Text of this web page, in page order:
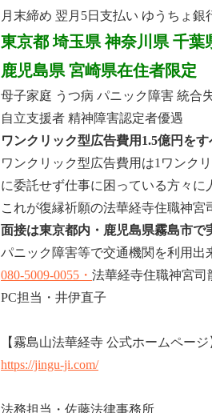
月末締め 翌月5日支払い ゆうちょ銀
東京都 埼玉県 神奈川県 千葉
鹿児島県 宮崎県在住者限定
母子家庭 うつ病 パニック障害 統合
自立支援者 精神障害認定者優遇
ワンクリック型広告費用1.5億円を
ワンクリック型広告費用は1ワンク
に委託せず仕事に困っている方々に
これが復縁祈願の法華経寺住職神宮
面接は東京都内・鹿児島県霧島市で
パニック障害等で交通機関を利用出
080-5009-0055・ 法華経寺住職神宮司
PC担当・井伊直子
【霧島山法華経寺 公式ホームページ
https://jingu-ji.com/
法務担当・佐藤法律事務所